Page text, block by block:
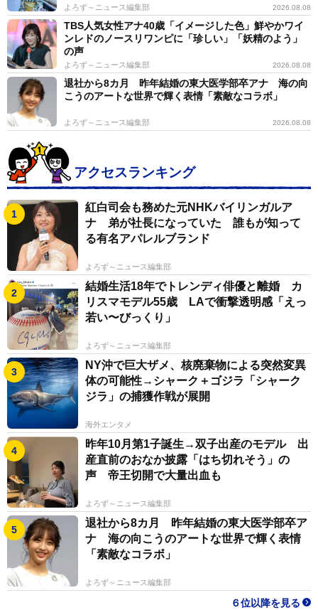
よろず～ニュース編集部 2026.08.08
TBS人気女性アナ40歳「イメージした色」鮮やかワイ
ンレドのノースリワンピに「珍しい」「妖精のよう」
の声
よろず～ニュース編集部 2026.08.08
退社から8カ月 昨年結婚の東大医学部卒アナ 海の向
こうのアートな世界で輝く表情「素敵なコラボ」
よろず～ニュース編集部 2026.08.08
アクセスランキング
紅白司会も務めた元NHKバイリンガルア
ナ 弟が社長になっていた 誰もが知って
る有名アパレルブランド
よろず～ニュース編集部
結婚生活18年でトレンディ俳優と離婚 カ
リスマモデル55歳 LAで衝撃透明感「えっ
若い〜びっくり」
よろず～ニュース編集部
NY沖で巨大ザメ、核廃棄物による突然変異
体の可能性→シャーク＋ゴジラ「シャーク
ジラ」の捕獲作戦が展開
海外エンタメ
昨年10月第1子誕生→双子出産のモデル 出
産直前のおなか披露「はち切れそう」の
声 帝王切開で大量出血も
よろず～ニュース編集部
退社から8カ月 昨年結婚の東大医学部卒ア
ナ 海の向こうのアートな世界で輝く表情
「素敵なコラボ」
よろず～ニュース編集部
６位以降を見る